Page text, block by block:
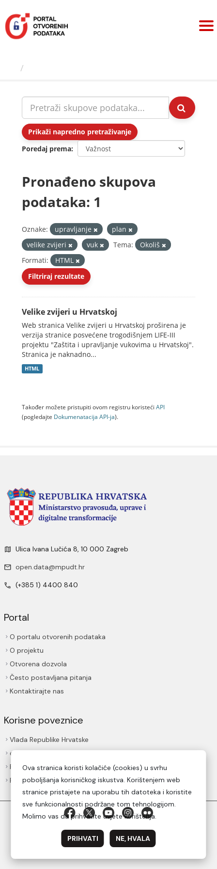
sadržaj
Prikaži napredno pretraživanje
Poredaj prema
Pronađeno skupova
podataka: 1
Oznake: upravljanje
plan
velike zvijeri
vuk Tema:
Okoliš
Formati:
HTML
Filtriraj rezultate
Velike zvijeri u Hrvatskoj
Web stranica Velike zvijeri u Hrvatskoj proširena je
verzija stranice posvećene trogodišnjem LIFE-III
projektu "Zaštita i upravljanje vukovima u Hrvatskoj".
Stranica je naknadno...
HTML
Također možete pristupiti ovom registru koristeći API
(pogledajte Dokumenаtаcijа API-jа).